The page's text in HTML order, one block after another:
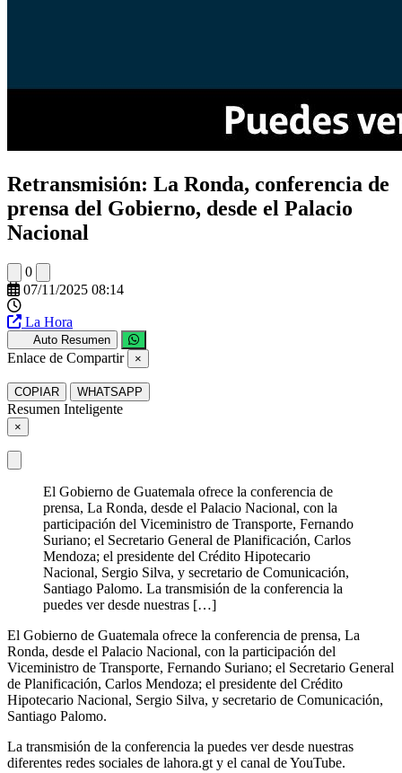
Retransmisión: La Ronda, conferencia de
prensa del Gobierno, desde el Palacio
Nacional
0
07/11/2025 08:14
La Hora
Auto Resumen
Enlace de Compartir ×
COPIAR WHATSAPP
Resumen Inteligente
×
El Gobierno de Guatemala ofrece la conferencia de
prensa, La Ronda, desde el Palacio Nacional, con la
participación del Viceministro de Transporte, Fernando
Suriano; el Secretario General de Planificación, Carlos
Mendoza; el presidente del Crédito Hipotecario
Nacional, Sergio Silva, y secretario de Comunicación,
Santiago Palomo. La transmisión de la conferencia la
puedes ver desde nuestras […]
El Gobierno de Guatemala ofrece la conferencia de prensa, La
Ronda, desde el Palacio Nacional, con la participación del
Viceministro de Transporte, Fernando Suriano; el Secretario General
de Planificación, Carlos Mendoza; el presidente del Crédito
Hipotecario Nacional, Sergio Silva, y secretario de Comunicación,
Santiago Palomo.
La transmisión de la conferencia la puedes ver desde nuestras
diferentes redes sociales de lahora.gt y el canal de YouTube.